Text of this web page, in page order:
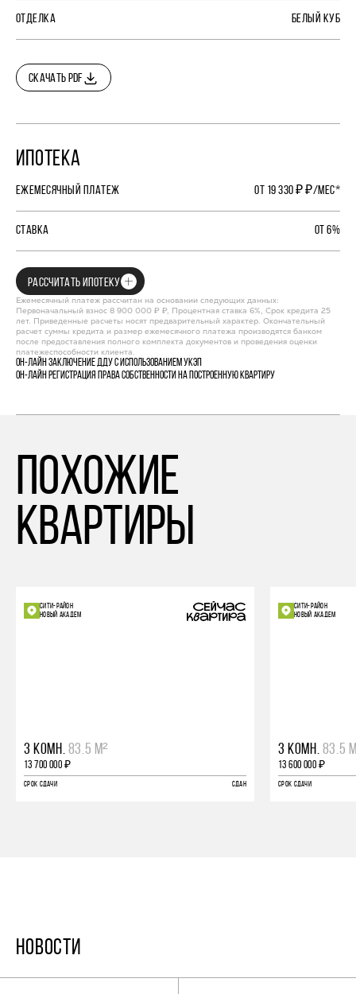
ОТДЕЛКА БЕЛЫЙ КУБ
СКАЧАТЬ PDF
ИПОТЕКА
ЕЖЕМЕСЯЧНЫЙ ПЛАТЕЖ ОТ 19 330 ₽ ₽/МЕС*
СТАВКА ОТ 6%
РАССЧИТАТЬ ИПОТЕКУ
Ежемесячный платеж рассчитан на основании следующих данных:
Первоначальный взнос 8 900 000 ₽ ₽, Процентная ставка 6%, Срок кредита 25
лет. Приведенные расчеты носят предварительный характер. Окончательный
расчет суммы кредита и размер ежемесячного платежа производятся банком
после предоставления полного комплекта документов и проведения оценки
платежеспособности клиента.
Он-лайн заключение ДДУ с использованием УКЭП
Он-лайн регистрация права собственности на построенную квартиру
похожие
квартиры
СИТИ-РАЙОН
НОВЫЙ АКАДЕМ
3 КОМН. 83.5 М²
13 700 000 ₽
СРОК СДАЧИ СДАН
СИТИ-РАЙОН
НОВЫЙ АКАДЕМ
3 КОМН. 83.5
13 600 000 ₽
СРОК СДАЧИ
НОВОСТИ